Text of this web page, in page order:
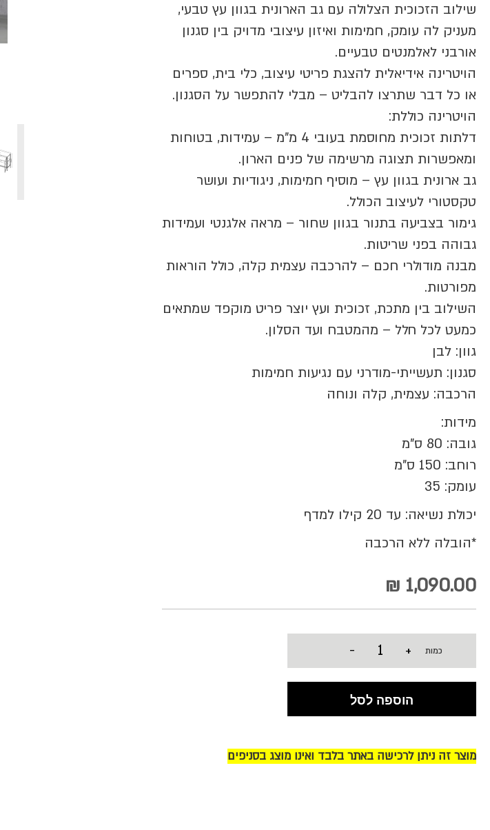
שילוב הזכוכית הצלולה עם גב הארונית בגוון עץ טבעי,
מעניק לה עומק, חמימות ואיזון עיצובי מדויק בין סגנון
אורבני לאלמנטים טבעיים.
הויטרינה אידיאלית להצגת פריטי עיצוב, כלי בית, ספרים
או כל דבר שתרצו להבליט – מבלי להתפשר על הסגנון.
הויטרינה כוללת:
דלתות זכוכית מחוסמת בעובי 4 מ"מ – עמידות, בטוחות
ומאפשרות תצוגה מרשימה של פנים הארון.
גב ארונית בגוון עץ – מוסיף חמימות, ניגודיות ועושר
טקסטורי לעיצוב הכולל.
גימור בצביעה בתנור בגוון שחור – מראה אלגנטי ועמידות
גבוהה בפני שריטות.
מבנה מודולרי חכם – להרכבה עצמית קלה, כולל הוראות
מפורטות.
השילוב בין מתכת, זכוכית ועץ יוצר פריט מוקפד שמתאים
כמעט לכל חלל – מהמטבח ועד הסלון.
גוון: לבן
סגנון: תעשייתי-מודרני עם נגיעות חמימות
הרכבה: עצמית, קלה ונוחה
מידות:
גובה: 80 ס"מ
רוחב: 150 ס"מ
עומק: 35
יכולת נשיאה: עד 20 קילו למדף
*הובלה ללא הרכבה
1,090.00 ₪
כמות +
-
הוספה לסל
מוצר זה ניתן לרכישה באתר בלבד ואינו מוצג בסניפים